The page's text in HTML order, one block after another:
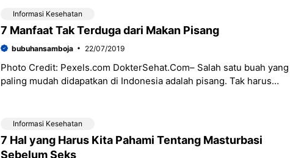
Informasi Kesehatan
7 Manfaat Tak Terduga dari Makan Pisang
bubuhansamboja 22/07/2019
Photo Credit: Pexels.com DokterSehat.Com– Salah satu buah yang
paling mudah didapatkan di Indonesia adalah pisang. Tak harus
Informasi Kesehatan
7 Hal yang Harus Kita Pahami Tentang Masturbasi
Sebelum Seks